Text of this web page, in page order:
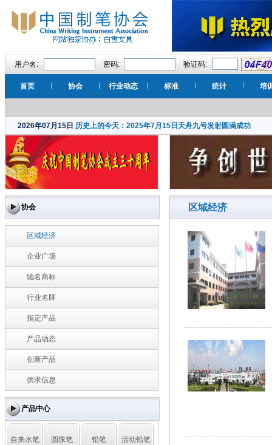
用户名: 密码: 验证码:
首页 协会 行业动态 标准 统计 培
2026年07月15日 历史上的今天：2025年7月15日天舟九号发射圆满成功
协会
区域经济
企业广场
驰名商标
行业名牌
指定产品
产品动态
创新产品
供求信息
产品中心
自来水笔 圆珠笔 铅笔 活动铅笔
区域经济